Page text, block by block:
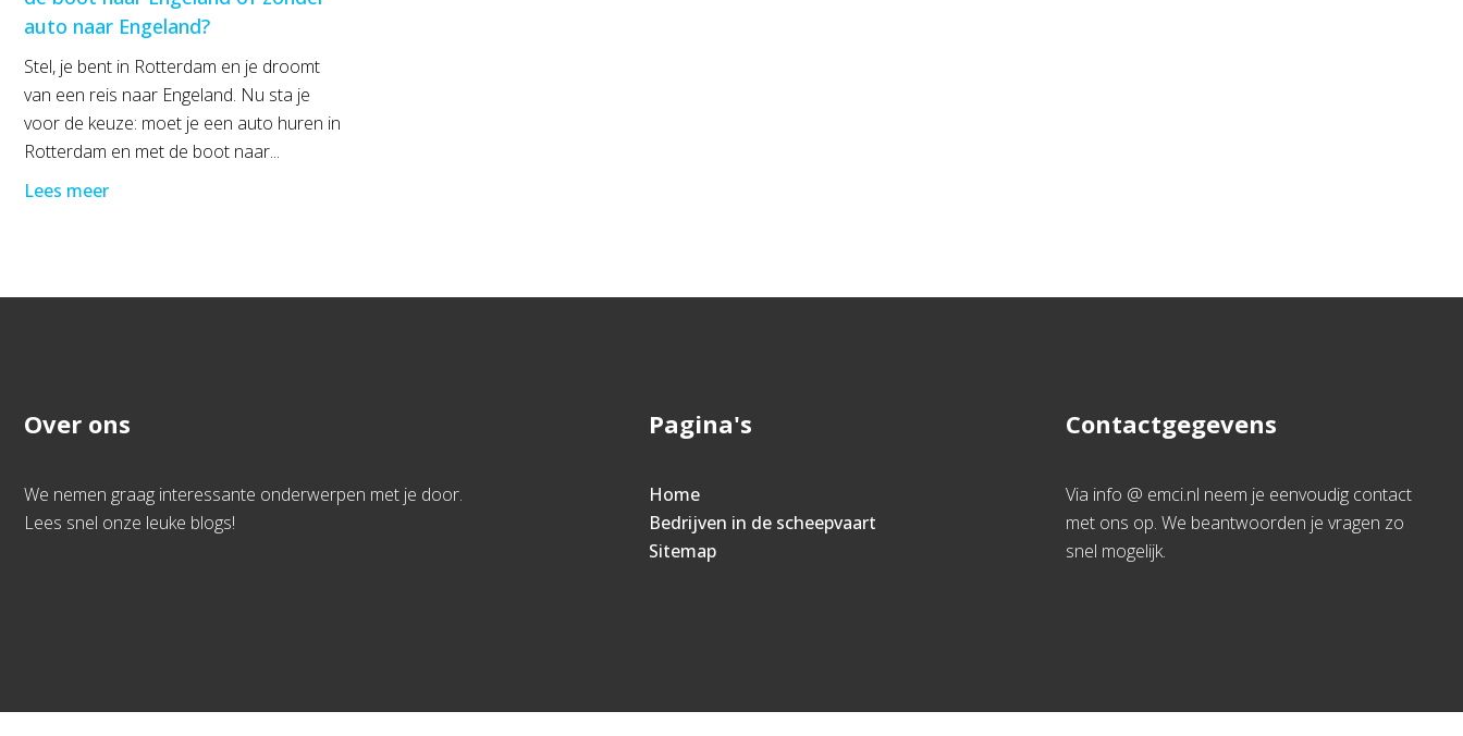
auto naar Engeland?
Stel, je bent in Rotterdam en je droomt
van een reis naar Engeland. Nu sta je
voor de keuze: moet je een auto huren in
Rotterdam en met de boot naar...
Lees meer
Over ons
We nemen graag interessante onderwerpen met je door.
Lees snel onze leuke blogs!
Pagina's
Home
Bedrijven in de scheepvaart
Sitemap
Contactgegevens
Via info @ emci.nl neem je eenvoudig contact
met ons op. We beantwoorden je vragen zo
snel mogelijk.